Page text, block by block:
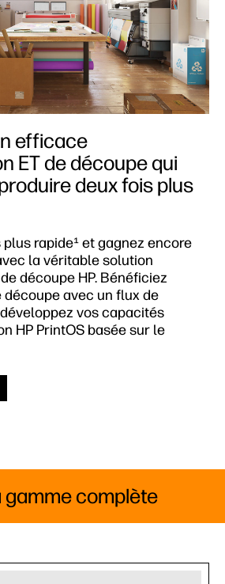
efficace
ET de découpe qui
deux fois plus
rapide¹ et gagnez encore
la véritable solution
découpe HP. Bénéficiez
découpe avec un flux de
vos capacités
HP PrintOS basée sur le
gamme complète